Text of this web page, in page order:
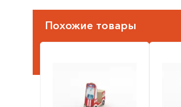
Похожие товары